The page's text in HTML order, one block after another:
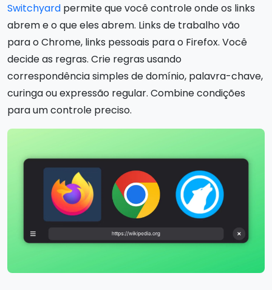
Switchyard permite que você controle onde os links
abrem e o que eles abrem. Links de trabalho vão
para o Chrome, links pessoais para o Firefox. Você
decide as regras. Crie regras usando
correspondência simples de domínio, palavra-chave,
curinga ou expressão regular. Combine condições
para um controle preciso.